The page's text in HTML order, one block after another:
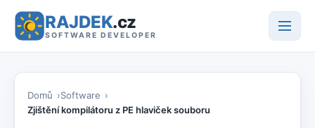
RAJDEK.cz
SOFTWARE DEVELOPER
Domů
Software
Zjištění kompilátoru z PE hlaviček souboru